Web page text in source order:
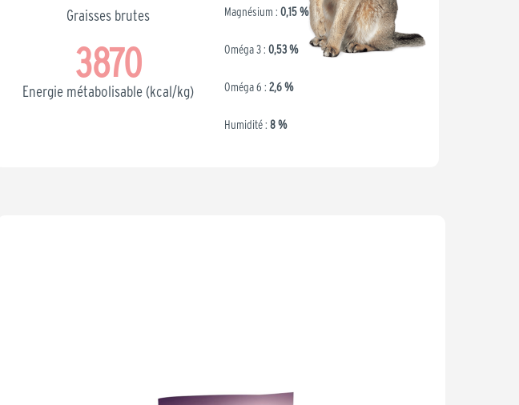
Graisses brutes
Energie métabolisable (kcal/kg)
3870
Magnésium : 0,15 %
Oméga 3 : 0,53 %
Oméga 6 : 2,6 %
Humidité : 8 %